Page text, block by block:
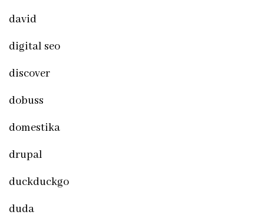
david
digital seo
discover
dobuss
domestika
drupal
duckduckgo
duda